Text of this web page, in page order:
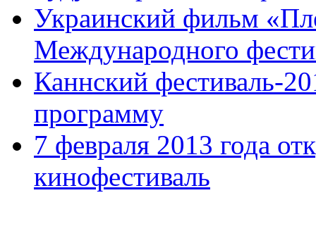
Украинский фильм
Международного
Каннский фестиваль-
программу
7 февраля 2013 года
кинофестиваль